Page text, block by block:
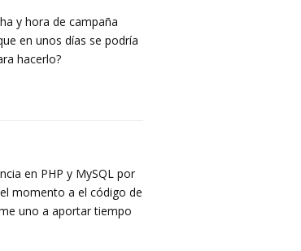
y hora de campaña
en unos días se podría
hacerlo?
en PHP y MySQL por
momento a el código de
uno a aportar tiempo